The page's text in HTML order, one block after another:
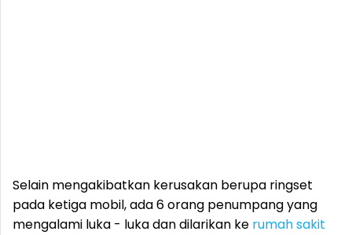
Selain mengakibatkan kerusakan berupa ringset
pada ketiga mobil, ada 6 orang penumpang yang
mengalami luka - luka dan dilarikan ke rumah sakit